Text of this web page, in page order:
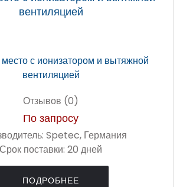
вентиляцией
Отзывов (0)
По запросу
Spetec, Германия
Срок поставки: 20 дней
ПОДРОБНЕЕ